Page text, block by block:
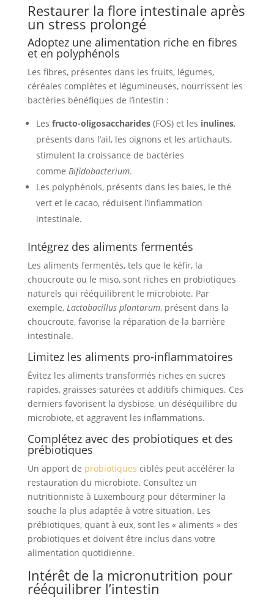
Restaurer la flore intestinale après
un stress prolongé
Adoptez une alimentation riche en fibres
et en polyphénols
Les fibres, présentes dans les fruits, légumes,
céréales complètes et légumineuses, nourrissent les
bactéries bénéfiques de l’intestin :
Les fructo-oligosaccharides(FOS) et les inulines,
présents dans l’ail, les oignons et les artichauts,
stimulent la croissance de bactéries
comme Bifidobacterium.
Les polyphénols, présents dans les baies, le thé
vert et le cacao, réduisent l’inflammation
intestinale.
Intégrez des aliments fermentés
Les aliments fermentés, tels que le kéfir, la
choucroute ou le miso, sont riches en probiotiques
naturels qui rééquilibrent le microbiote. Par
exemple, Lactobacillus plantarum, présent dans la
choucroute, favorise la réparation de la barrière
intestinale.
Limitez les aliments pro-inflammatoires
Évitez les aliments transformés riches en sucres
rapides, graisses saturées et additifs chimiques. Ces
derniers favorisent la dysbiose, un déséquilibre du
microbiote, et aggravent les inflammations.
Complétez avec des probiotiques et des
prébiotiques
Un apport de probiotiques ciblés peut accélérer la
restauration du microbiote. Consultez un
nutritionniste à Luxembourg pour déterminer la
souche la plus adaptée à votre situation. Les
prébiotiques, quant à eux, sont les « aliments » des
probiotiques et doivent être inclus dans votre
alimentation quotidienne.
Intérêt de la micronutrition pour
rééquilibrer l’intestin